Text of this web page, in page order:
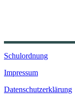
Schulordnung
Impressum
Datenschutzerklärung